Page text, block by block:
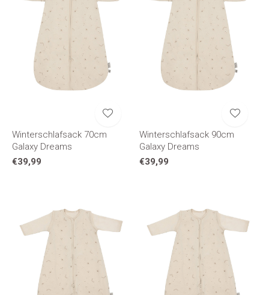
Winterschlafsack 70cm
Galaxy Dreams
€39,99
Winterschlafsack 90cm
Galaxy Dreams
€39,99